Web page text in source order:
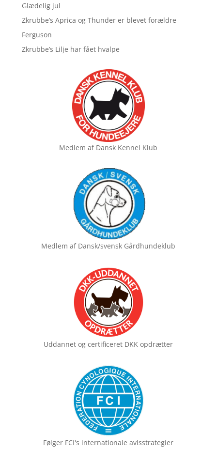
Glædelig jul
Zkrubbe’s Aprica og Thunder er blevet forældre
Ferguson
Zkrubbe’s Lilje har fået hvalpe
Medlem af Dansk Kennel Klub
Medlem af Dansk/svensk Gårdhundeklub
Uddannet og certificeret DKK opdrætter
Følger FCI's internationale avlsstrategier